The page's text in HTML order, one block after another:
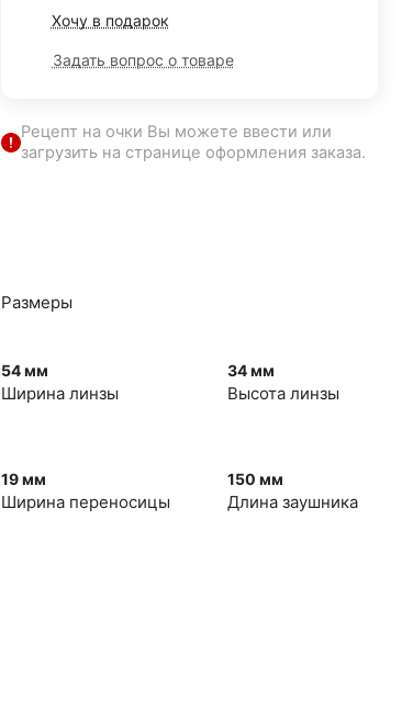
Хочу в подарок
Задать вопрос о товаре
Рецепт на очки Вы можете ввести или
загрузить на странице оформления заказа.
Размеры
54 мм
Ширина линзы
34 мм
Высота линзы
19 мм
Ширина переносицы
150 мм
Длина заушника